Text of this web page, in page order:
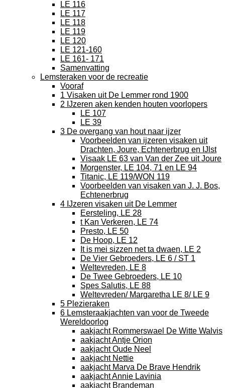
LE 116
LE 117
LE 118
LE 119
LE 120
LE 121-160
LE 161- 171
Samenvatting
Lemsteraken voor de recreatie
Vooraf
1 Visaken uit De Lemmer rond 1900
2 IJzeren aken kenden houten voorlopers
LE 107
LE 39
3 De overgang van hout naar ijzer
Voorbeelden van ijzeren visaken uit
Drachten, Joure, Echtenerbrug en IJlst
Visaak LE 63 van Van der Zee uit Joure
Morgenster, LE 104, 71 en LE 94
Titanic, LE 119/WON 119
Voorbeelden van visaken van J. J. Bos,
Echtenerbrug
4 IJzeren visaken uit De Lemmer
Eersteling, LE 28
t Kan Verkeren, LE 74
Presto, LE 50
De Hoop, LE 12
It is mei sizzen net ta dwaen, LE 2
De Vier Gebroeders, LE 6 / ST 1
Weltevreden, LE 8
De Twee Gebroeders, LE 10
Spes Salutis, LE 88
Weltevreden/ Margaretha LE 8/ LE 9
5 Plezieraken
6 Lemsteraakjachten van voor de Tweede
Wereldoorlog
aakjacht Rommerswael De Witte Walvis
aakjacht Antje Orion
aakjacht Oude Neel
aakjacht Nettie
aakjacht Marva De Brave Hendrik
aakjacht Annie Lavinia
aakjacht Brandeman